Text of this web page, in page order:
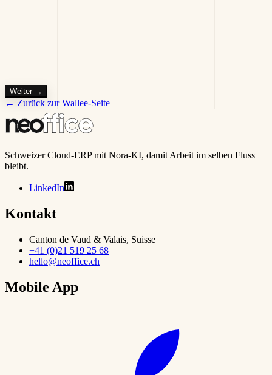
Weiter →
← Zurück zur Wallee-Seite
Schweizer Cloud-ERP mit Nora-KI, damit Arbeit im selben Fluss
bleibt.
LinkedIn
Kontakt
Canton de Vaud & Valais, Suisse
+41 (0)21 519 25 68
hello@neoffice.ch
Mobile App